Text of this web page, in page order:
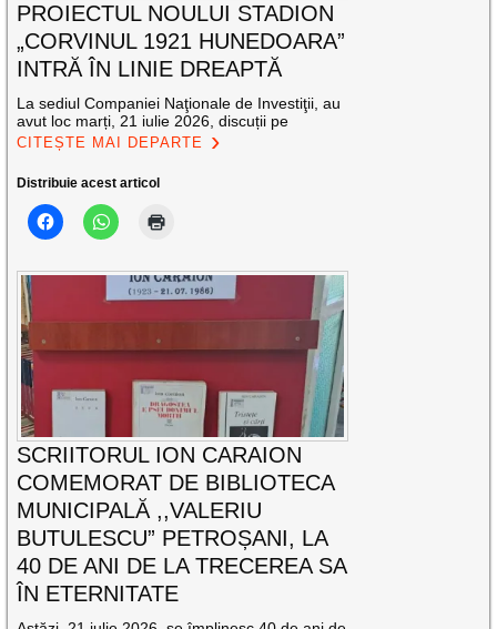
PROIECTUL NOULUI STADION
„CORVINUL 1921 HUNEDOARA”
INTRĂ ÎN LINIE DREAPTĂ
La sediul Companiei Naţionale de Investiţii, au
avut loc marți, 21 iulie 2026, discuții pe
CITEȘTE MAI DEPARTE
Distribuie acest articol
SCRIITORUL ION CARAION
COMEMORAT DE BIBLIOTECA
MUNICIPALĂ ,,VALERIU
BUTULESCU” PETROȘANI, LA
40 DE ANI DE LA TRECEREA SA
ÎN ETERNITATE